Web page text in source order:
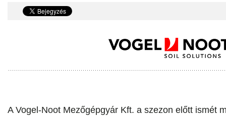
A Vogel-Noot Mezőgépgyár Kft. a szezon előtt ismét